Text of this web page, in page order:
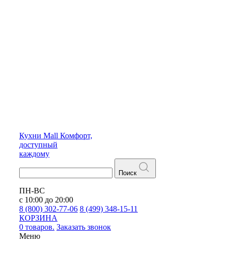
Кухни Mall Комфорт,
доступный
каждому
Поиск
ПН-ВС
с 10:00 до 20:00
8 (800) 302-77-06 8 (499) 348-15-11
КОРЗИНА
0 товаров. Заказать звонок
Меню